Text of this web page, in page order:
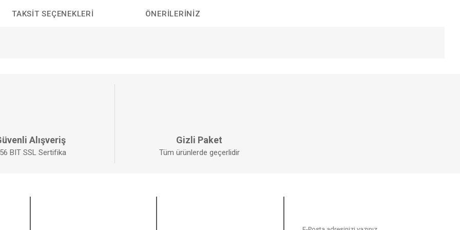
TAKSIT SEÇENEKLERI ÖNERILERINIZ
Alışveriş
BIT SSL Sertifika
Gizli Paket
Tüm ürünlerde geçerlidir